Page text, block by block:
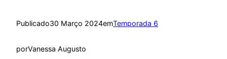
Publicado30 Março 2024emTemporada 6
porVanessa Augusto